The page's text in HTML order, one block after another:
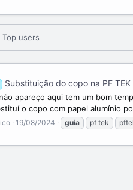
Top users
Substituição do copo na PF
apareço aqui tem um bom
o copo com papel alumínio
19/08/2024 guia pf tek